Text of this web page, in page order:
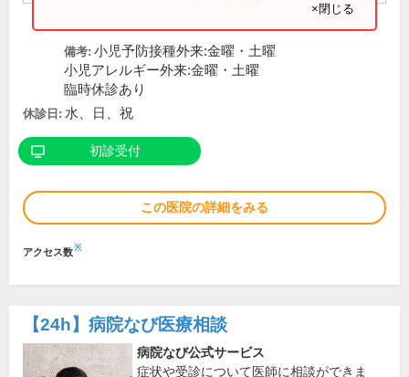
×閉じる
備考: 小児予防接種外来:金曜・土曜
小児アレルギー外来:金曜・土曜
臨時休診あり
休診日: 水、日、祝
初診受付
この医院の詳細をみる
アクセス数※
【24h】 病院なび医療相談
病院なび公式サービス
症状や受診について医師に相談ができま